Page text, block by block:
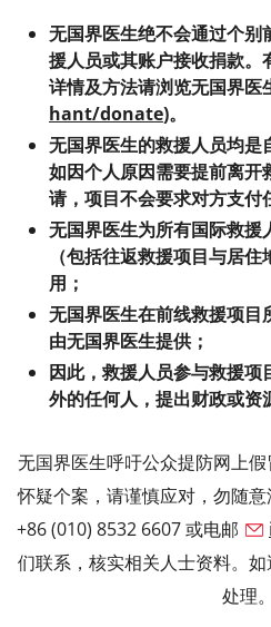
无国界医生绝不会通过个
援人员或其账户接收捐款
详情及方法请浏览无国界医
hant/donate)。
无国界医生的救援人员均是
如因个人原因需要提前离开
请，项目不会要求对方支付
无国界医生为所有国际救援
（包括往返救援项目与居
用；
无国界医生在前线救援项
由无国界医生提供；
因此，救援人员参与救援
外的任何人，提出财政或资
无国界医生呼吁公众提防网上
怀疑个案，请谨慎应对，勿随
+86 (010) 8532 6607 或电邮
们联系，核实相关人士资料。
处理。